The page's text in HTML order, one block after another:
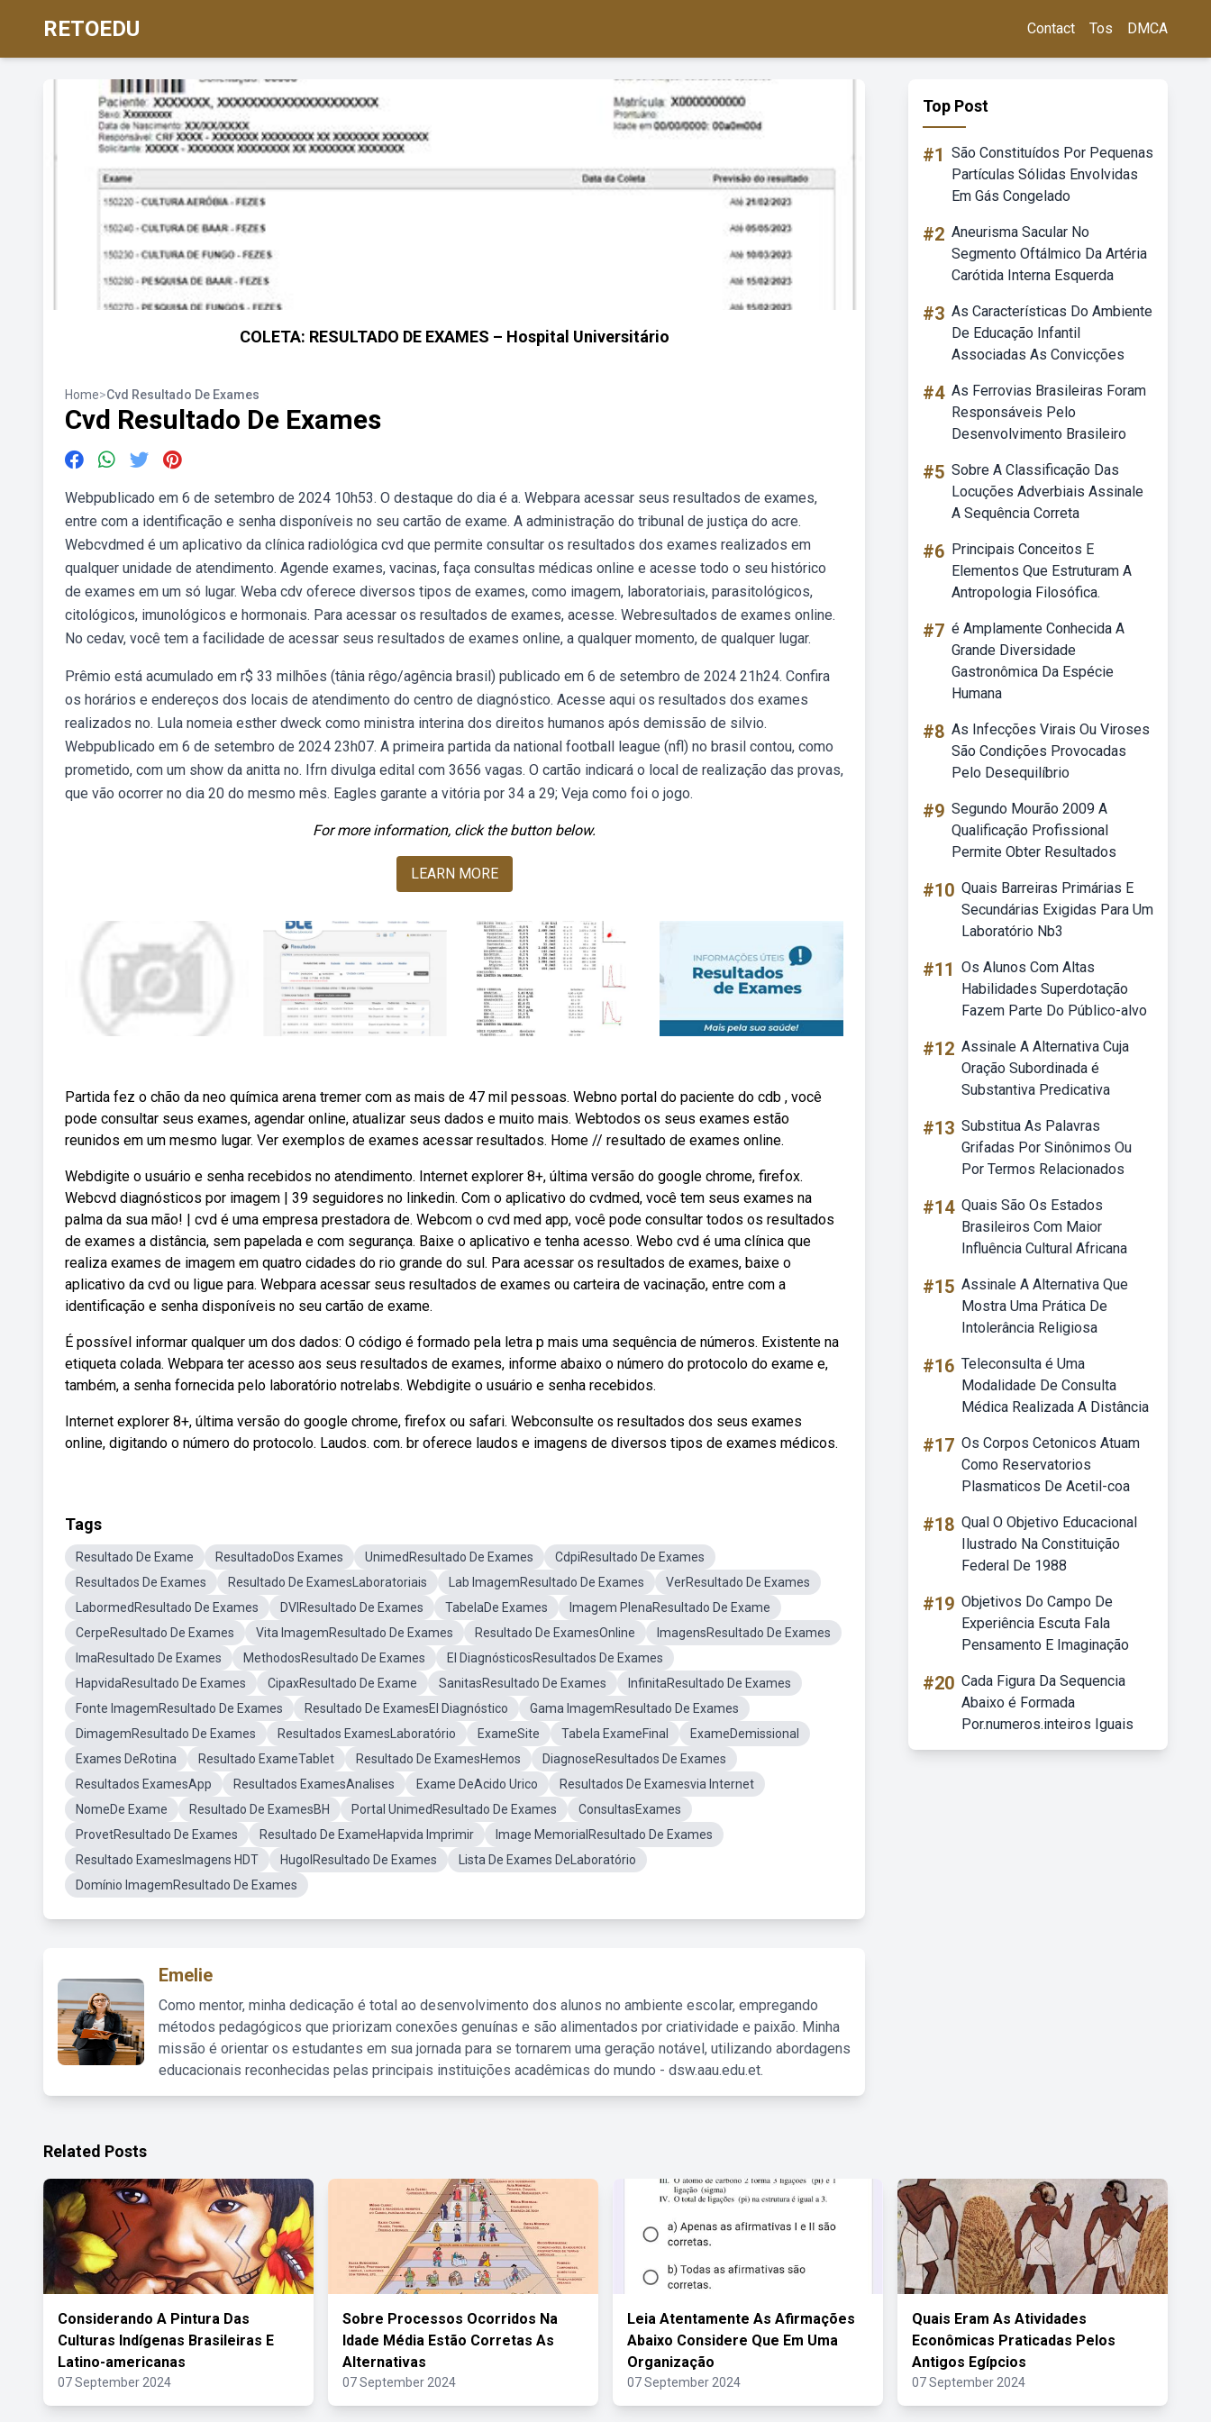
RETOEDU Contact Tos DMCA
COLETA: RESULTADO DE EXAMES – Hospital Universitário
Home>Cvd Resultado De Exames
Cvd Resultado De Exames
Webpublicado em 6 de setembro de 2024 10h53. O destaque do dia é a. Webpara acessar seus resultados de exames,
entre com a identificação e senha disponíveis no seu cartão de exame. A administração do tribunal de justiça do acre.
Webcvdmed é um aplicativo da clínica radiológica cvd que permite consultar os resultados dos exames realizados em
qualquer unidade de atendimento. Agende exames, vacinas, faça consultas médicas online e acesse todo o seu histórico
de exames em um só lugar. Weba cdv oferece diversos tipos de exames, como imagem, laboratoriais, parasitológicos,
citológicos, imunológicos e hormonais. Para acessar os resultados de exames, acesse. Webresultados de exames online.
No cedav, você tem a facilidade de acessar seus resultados de exames online, a qualquer momento, de qualquer lugar.
Prêmio está acumulado em r$ 33 milhões (tânia rêgo/agência brasil) publicado em 6 de setembro de 2024 21h24. Confira
os horários e endereços dos locais de atendimento do centro de diagnóstico. Acesse aqui os resultados dos exames
realizados no. Lula nomeia esther dweck como ministra interina dos direitos humanos após demissão de silvio.
Webpublicado em 6 de setembro de 2024 23h07. A primeira partida da national football league (nfl) no brasil contou, como
prometido, com um show da anitta no. Ifrn divulga edital com 3656 vagas. O cartão indicará o local de realização das provas,
que vão ocorrer no dia 20 do mesmo mês. Eagles garante a vitória por 34 a 29; Veja como foi o jogo.
For more information, click the button below.
LEARN MORE
Partida fez o chão da neo química arena tremer com as mais de 47 mil pessoas. Webno portal do paciente do cdb , você
pode consultar seus exames, agendar online, atualizar seus dados e muito mais. Webtodos os seus exames estão
reunidos em um mesmo lugar. Ver exemplos de exames acessar resultados. Home // resultado de exames online.
Webdigite o usuário e senha recebidos no atendimento. Internet explorer 8+, última versão do google chrome, firefox.
Webcvd diagnósticos por imagem | 39 seguidores no linkedin. Com o aplicativo do cvdmed, você tem seus exames na
palma da sua mão! | cvd é uma empresa prestadora de. Webcom o cvd med app, você pode consultar todos os resultados
de exames a distância, sem papelada e com segurança. Baixe o aplicativo e tenha acesso. Webo cvd é uma clínica que
realiza exames de imagem em quatro cidades do rio grande do sul. Para acessar os resultados de exames, baixe o
aplicativo da cvd ou ligue para. Webpara acessar seus resultados de exames ou carteira de vacinação, entre com a
identificação e senha disponíveis no seu cartão de exame.
É possível informar qualquer um dos dados: O código é formado pela letra p mais uma sequência de números. Existente na
etiqueta colada. Webpara ter acesso aos seus resultados de exames, informe abaixo o número do protocolo do exame e,
também, a senha fornecida pelo laboratório notrelabs. Webdigite o usuário e senha recebidos.
Internet explorer 8+, última versão do google chrome, firefox ou safari. Webconsulte os resultados dos seus exames
online, digitando o número do protocolo. Laudos. com. br oferece laudos e imagens de diversos tipos de exames médicos.
Tags
Resultado De Exame ResultadoDos Exames UnimedResultado De Exames
CdpiResultado De Exames
Resultados De Exames
Resultado De ExamesLaboratoriais Lab ImagemResultado De Exames
VerResultado De Exames
LabormedResultado De Exames
DVIResultado De Exames TabelaDe Exames
Imagem PlenaResultado De Exame
CerpeResultado De Exames
Vita ImagemResultado De Exames Resultado De ExamesOnline
ImagensResultado De Exames
ImaResultado De Exames
MethodosResultado De Exames
El DiagnósticosResultados De Exames
HapvidaResultado De Exames
CipaxResultado De Exame SanitasResultado De Exames
InfinitaResultado De Exames
Fonte ImagemResultado De Exames
Resultado De ExamesEl Diagnóstico
Gama ImagemResultado De Exames
DimagemResultado De Exames
Resultados ExamesLaboratório ExameSite Tabela ExameFinal
ExameDemissional
Exames DeRotina
Resultado ExameTablet Resultado De ExamesHemos
DiagnoseResultados De Exames
Resultados ExamesApp
Resultados ExamesAnalises Exame DeAcido Urico
Resultados De Examesvia Internet
NomeDe Exame
Resultado De ExamesBH Portal UnimedResultado De Exames
ConsultasExames
ProvetResultado De Exames
Resultado De ExameHapvida Imprimir
Image MemorialResultado De Exames
Resultado ExamesImagens HDT
HugolResultado De Exames
Lista De Exames DeLaboratório
Domínio ImagemResultado De Exames
Emelie
Como mentor, minha dedicação é total ao desenvolvimento dos alunos no ambiente escolar, empregando
métodos pedagógicos que priorizam conexões genuínas e são alimentados por criatividade e paixão. Minha
missão é orientar os estudantes em sua jornada para se tornarem uma geração notável, utilizando abordagens
educacionais reconhecidas pelas principais instituições acadêmicas do mundo - dsw.aau.edu.et.
Top Post
#1 São Constituídos Por Pequenas
Partículas Sólidas Envolvidas
Em Gás Congelado
#2 Aneurisma Sacular No
Segmento Oftálmico Da Artéria
Carótida Interna Esquerda
#3 As Características Do Ambiente
De Educação Infantil
Associadas As Convicções
#4 As Ferrovias Brasileiras Foram
Responsáveis Pelo
Desenvolvimento Brasileiro
#5 Sobre A Classificação Das
Locuções Adverbiais Assinale
A Sequência Correta
#6 Principais Conceitos E
Elementos Que Estruturam A
Antropologia Filosófica.
#7 é Amplamente Conhecida A
Grande Diversidade
Gastronômica Da Espécie
Humana
#8 As Infecções Virais Ou Viroses
São Condições Provocadas
Pelo Desequilíbrio
#9 Segundo Mourão 2009 A
Qualificação Profissional
Permite Obter Resultados
#10 Quais Barreiras Primárias E
Secundárias Exigidas Para Um
Laboratório Nb3
#11 Os Alunos Com Altas
Habilidades Superdotação
Fazem Parte Do Público-alvo
#12 Assinale A Alternativa Cuja
Oração Subordinada é
Substantiva Predicativa
#13 Substitua As Palavras
Grifadas Por Sinônimos Ou
Por Termos Relacionados
#14 Quais São Os Estados
Brasileiros Com Maior
Influência Cultural Africana
#15 Assinale A Alternativa Que
Mostra Uma Prática De
Intolerância Religiosa
#16 Teleconsulta é Uma
Modalidade De Consulta
Médica Realizada A Distância
#17 Os Corpos Cetonicos Atuam
Como Reservatorios
Plasmaticos De Acetil-coa
#18 Qual O Objetivo Educacional
Ilustrado Na Constituição
Federal De 1988
#19 Objetivos Do Campo De
Experiência Escuta Fala
Pensamento E Imaginação
#20 Cada Figura Da Sequencia
Abaixo é Formada
Por.numeros.inteiros Iguais
Related Posts
Considerando A Pintura Das
Culturas Indígenas Brasileiras E
Latino-americanas
07 September 2024
Sobre Processos Ocorridos Na
Idade Média Estão Corretas As
Alternativas
07 September 2024
Leia Atentamente As Afirmações
Abaixo Considere Que Em Uma
Organização
07 September 2024
Quais Eram As Atividades
Econômicas Praticadas Pelos
Antigos Egípcios
07 September 2024